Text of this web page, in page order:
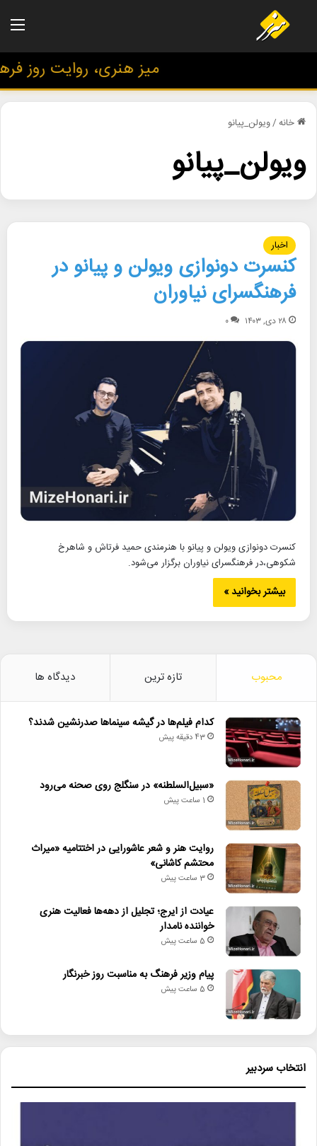
میز هنری، روایت روز
خانه/ویولن_پیانو
ویولن_پیانو
اخبار
کنسرت دونوازی ویولن و پیانو در
فرهنگسرای نیاوران
۲۸ دی, ۱۴۰۳ ۰
کنسرت دونوازی ویولن و پیانو با هنرمندی حمید فرتاش و شاهرخ
شکوهی،در فرهنگسرای نیاوران برگزار می‌شود.
بیشتر بخوانید »
محبوب تازه ترین دیدگاه ها
کدام فیلم‌ها در گیشه سینماها صدرنشین شدند؟
43 دقیقه پیش
«سبیل‌السلطنه» در سنگلج روی صحنه می‌رود
1 ساعت پیش
روایت هنر و شعر عاشورایی در اختتامیه «میراث
محتشم کاشانی»
3 ساعت پیش
عیادت از ایرج؛ تجلیل از دهه‌ها فعالیت هنری
خواننده نامدار
5 ساعت پیش
پیام وزیر فرهنگ به مناسبت روز خبرنگار
5 ساعت پیش
انتخاب سردبیر